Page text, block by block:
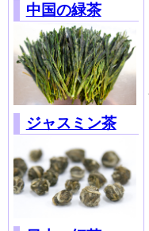
中国の緑茶
ジャスミン茶